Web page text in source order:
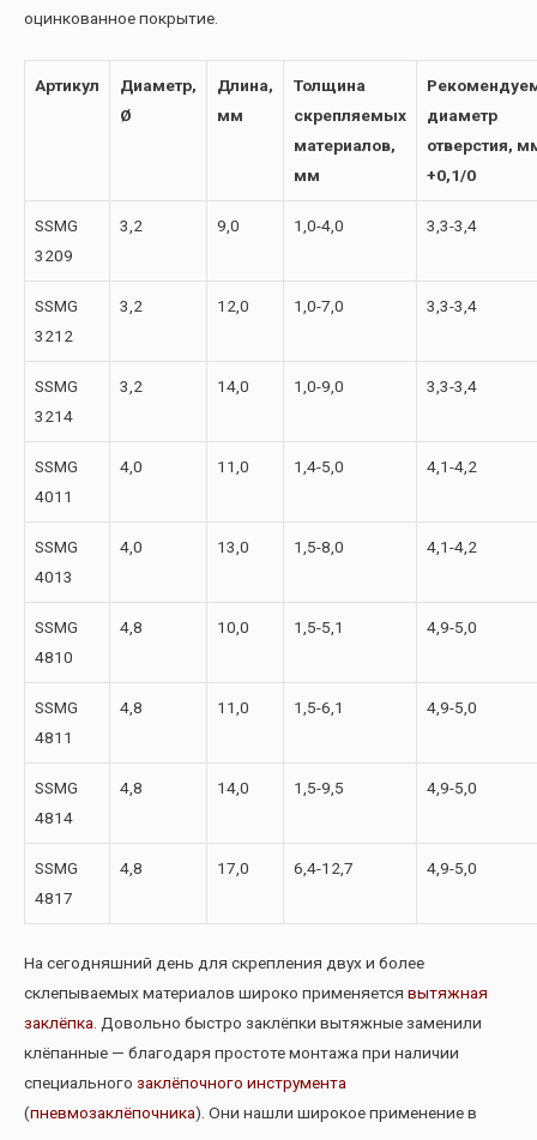
оцинкованное покрытие.
Артикул
Диаметр,
Ø
Длина,
мм
Толщина
скрепляемых
материалов,
мм
диаметр
отверстия,
+0,1/0
SSMG
3209
3,2 9,0 1,0-4,0 3,3-3,4
SSMG
3212
3,2 12,0 1,0-7,0 3,3-3,4
SSMG
3214
3,2 14,0 1,0-9,0 3,3-3,4
SSMG
4011
4,0 11,0 1,4-5,0 4,1-4,2
SSMG
4013
4,0 13,0 1,5-8,0 4,1-4,2
SSMG
4810
4,8 10,0 1,5-5,1 4,9-5,0
SSMG
4811
4,8 11,0 1,5-6,1 4,9-5,0
SSMG
4814
4,8 14,0 1,5-9,5 4,9-5,0
SSMG
4817
4,8 17,0 6,4-12,7 4,9-5,0
На сегодняшний день для скрепления двух и более
склепываемых материалов широко применяется вытяжная
заклёпка. Довольно быстро заклёпки вытяжные заменили
клёпанные — благодаря простоте монтажа при наличии
специального заклёпочного инструмента
(пневмозаклёпочника). Они нашли широкое применение в